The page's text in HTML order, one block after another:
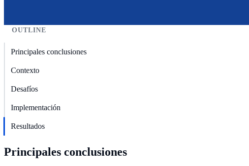
OUTLINE
Principales conclusiones
Contexto
Desafíos
Implementación
Resultados
Principales conclusiones